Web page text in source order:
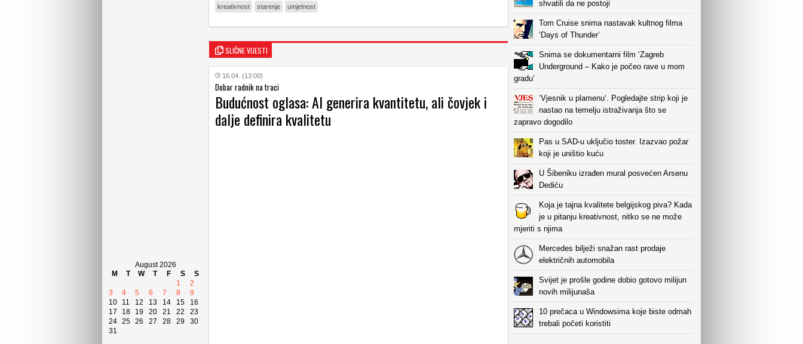
August 2026
M
T W T F S
S
1
2
3
4 5 6 7 8
9
10
11 12 13 14 15
16
17
18 19 20 21 22
23
24 25 26 27 28 29
30
31
kreativnost starenje umjetnost
SLIČNE VIJESTI
16.04. (13:00)
Dobar radnik na traci
Budućnost oglasa: AI generira kvantitetu, ali čovjek i
dalje definira kvalitetu
shvatili da ne postoji
Tom Cruise snima nastavak kultnog filma
‘Days of Thunder’
Snima se dokumentarni film ‘Zagreb
Underground – Kako je počeo rave u mom
gradu’
‘Vjesnik u plamenu‘. Pogledajte strip koji je
nastao na temelju istraživanja što se
zapravo dogodilo
Pas u SAD-u uključio toster. Izazvao požar
koji je uništio kuću
U Šibeniku izrađen mural posvećen Arsenu
Dediću
Koja je tajna kvalitete belgijskog piva? Kada
je u pitanju kreativnost, nitko se ne može
mjeriti s njima
Mercedes bilježi snažan rast prodaje
električnih automobila
Svijet je prošle godine dobio gotovo milijun
novih milijunaša
10 prečaca u Windowsima koje biste odmah
trebali početi koristiti